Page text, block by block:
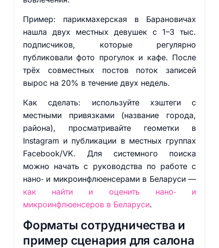
Пример: парикмахерская в Барановичах
нашла двух местных девушек с 1–3 тыс.
подписчиков, которые регулярно
публиковали фото прогулок и кафе. После
трёх совместных постов поток записей
вырос на 20% в течение двух недель.
Как сделать: используйте хэштеги с
местными привязками (название города,
района), просматривайте геометки в
Instagram и публикации в местных группах
Facebook/VK. Для системного поиска
можно начать с руководства по работе с
нано‑ и микроинфлюенсерами в Беларуси —
как найти и оценить нано‑ и
микроинфлюенсеров в Беларуси.
Форматы сотрудничества и
пример сценария для салона